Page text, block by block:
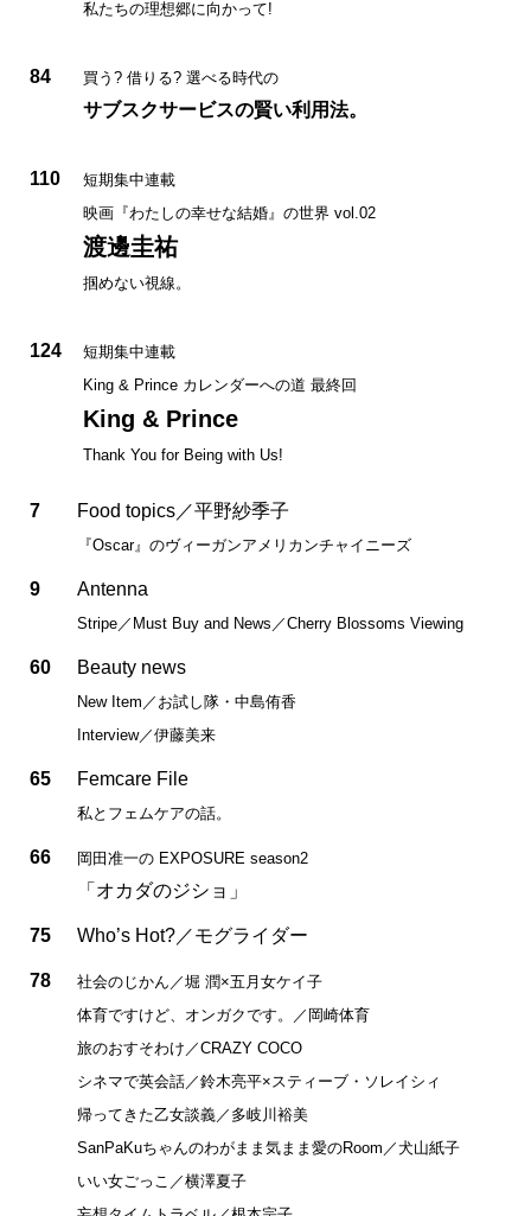
私たちの理想郷に向かって!
84 買う? 借りる? 選べる時代の
サブスクサービスの賢い利用法。
110
短期集中連載
映画『わたしの幸せな結婚』の世界 vol.02
渡邊圭祐
掴めない視線。
124
短期集中連載
King & Prince カレンダーへの道 最終回
King & Prince
Thank You for Being with Us!
7 Food topics／平野紗季子
『Oscar』のヴィーガンアメリカンチャイニーズ
9 Antenna
Stripe／Must Buy and News／Cherry Blossoms Viewing
60 Beauty news
New Item／お試し隊・中島侑香
Interview／伊藤美来
65 Femcare File
私とフェムケアの話。
66 岡田准一の EXPOSURE season2
「オカダのジショ」
75 Who’s Hot?／モグライダー
78
社会のじかん／堀 潤×五月女ケイ子
体育ですけど、オンガクです。／岡崎体育
旅のおすそわけ／CRAZY COCO
シネマで英会話／鈴木亮平×スティーブ・ソレイシィ
帰ってきた乙女談義／多岐川裕美
SanPaKuちゃんのわがまま気まま愛のRoom／犬山紙子
いい女ごっこ／横澤夏子